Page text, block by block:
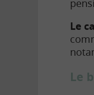
Le
Le